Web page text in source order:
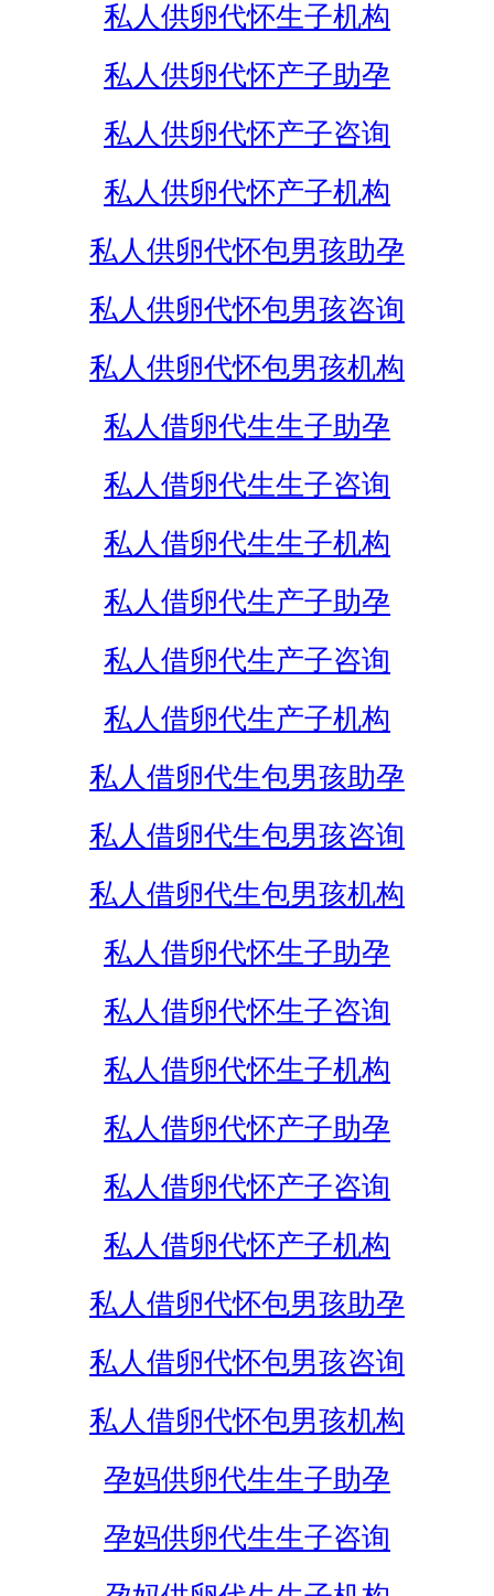
私人供卵代怀生子机构
私人供卵代怀产子助孕
私人供卵代怀产子咨询
私人供卵代怀产子机构
私人供卵代怀包男孩助孕
私人供卵代怀包男孩咨询
私人供卵代怀包男孩机构
私人借卵代生生子助孕
私人借卵代生生子咨询
私人借卵代生生子机构
私人借卵代生产子助孕
私人借卵代生产子咨询
私人借卵代生产子机构
私人借卵代生包男孩助孕
私人借卵代生包男孩咨询
私人借卵代生包男孩机构
私人借卵代怀生子助孕
私人借卵代怀生子咨询
私人借卵代怀生子机构
私人借卵代怀产子助孕
私人借卵代怀产子咨询
私人借卵代怀产子机构
私人借卵代怀包男孩助孕
私人借卵代怀包男孩咨询
私人借卵代怀包男孩机构
孕妈供卵代生生子助孕
孕妈供卵代生生子咨询